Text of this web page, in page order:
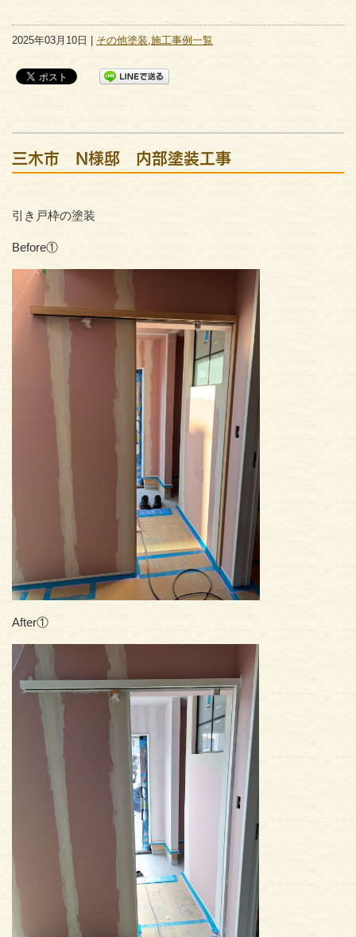
2025年03月10日 | その他塗装,施工事例一覧
三木市 N様邸 内部塗装工事
引き戸枠の塗装
Before①
After①